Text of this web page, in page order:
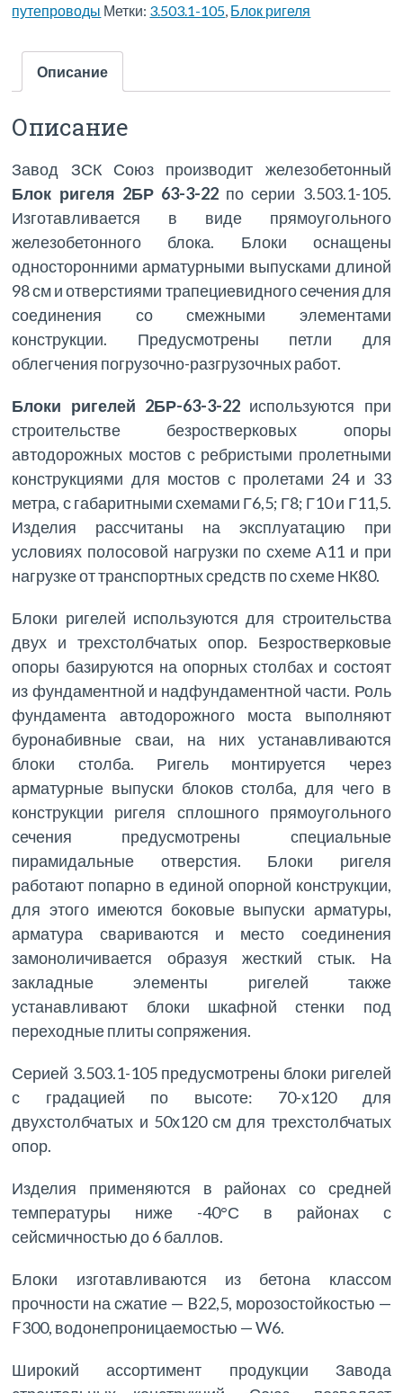
путепроводы Метки: 3.503.1-105 Блок ригеля
Описание
Описание
Завод ЗСК Союз производит железобетонный
Блок ригеля 2БР 63-3-22 по серии 3.503.1-105.
Изготавливается в виде прямоугольного
железобетонного блока. Блоки оснащены
односторонними арматурными выпусками длиной
98 см и отверстиями трапециевидного сечения для
соединения со смежными элементами
конструкции. Предусмотрены петли для
облегчения погрузочно-разгрузочных работ.
Блоки ригелей 2БР-63-3-22 используются при
строительстве безростверковых опоры
автодорожных мостов с ребристыми пролетными
конструкциями для мостов с пролетами 24 и 33
метра, с габаритными схемами Г6,5; Г8; Г10 и Г11,5.
Изделия рассчитаны на эксплуатацию при
условиях полосовой нагрузки по схеме А11 и при
нагрузке от транспортных средств по схеме НК80.
Блоки ригелей используются для строительства
двух и трехстолбчатых опор. Безростверковые
опоры базируются на опорных столбах и состоят
из фундаментной и надфундаментной части. Роль
фундамента автодорожного моста выполняют
буронабивные сваи, на них устанавливаются
блоки столба. Ригель монтируется через
арматурные выпуски блоков столба, для чего в
конструкции ригеля сплошного прямоугольного
сечения предусмотрены специальные
пирамидальные отверстия. Блоки ригеля
работают попарно в единой опорной конструкции,
для этого имеются боковые выпуски арматуры,
арматура свариваются и место соединения
замоноличивается образуя жесткий стык. На
закладные элементы ригелей также
устанавливают блоки шкафной стенки под
переходные плиты сопряжения.
Серией 3.503.1-105 предусмотрены блоки ригелей
с градацией по высоте: 70-х120 для
двухстолбчатых и 50х120 см для трехстолбчатых
опор.
Изделия применяются в районах со средней
температуры ниже -40°С в районах с
сейсмичностью до 6 баллов.
Блоки изготавливаются из бетона классом
прочности на сжатие — B22,5, морозостойкостью —
F300, водонепроницаемостью — W6.
Широкий ассортимент продукции Завода